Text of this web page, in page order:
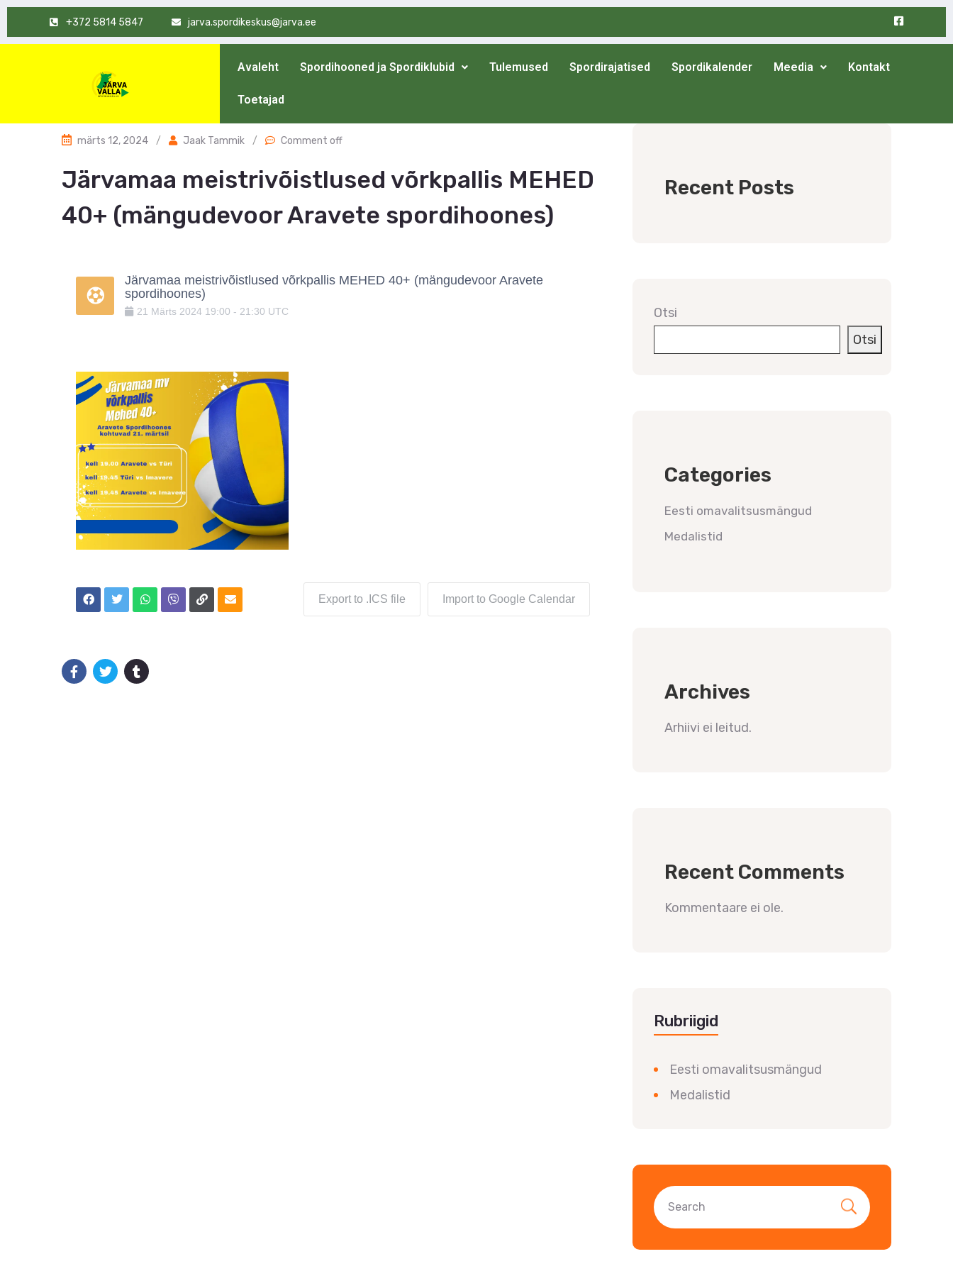
+372 5814 5847 jarva.spordikeskus@jarva.ee
Avaleht Spordihooned ja Spordiklubid Tulemused Spordirajatised Spordikalender Meedia Kontakt
Toetajad
märts 12, 2024 / Jaak Tammik / Comment off
Järvamaa meistrivõistlused võrkpallis MEHED
40+ (mängudevoor Aravete spordihoones)
Järvamaa meistrivõistlused võrkpallis MEHED 40+ (mängudevoor Aravete
spordihoones)
21 Märts 2024 19:00 - 21:30 UTC
Export to .ICS file Import to Google Calendar
Recent Posts
Otsi
Otsi
Categories
Eesti omavalitsusmängud
Medalistid
Archives
Arhiivi ei leitud.
Recent Comments
Kommentaare ei ole.
Rubriigid
Eesti omavalitsusmängud
Medalistid